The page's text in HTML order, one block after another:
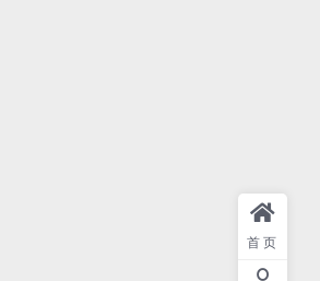
首页